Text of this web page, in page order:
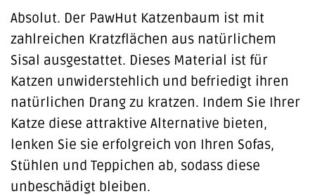
Absolut. Der PawHut Katzenbaum ist mit
zahlreichen Kratzflächen aus natürlichem
Sisal ausgestattet. Dieses Material ist für
Katzen unwiderstehlich und befriedigt ihren
natürlichen Drang zu kratzen. Indem Sie Ihrer
Katze diese attraktive Alternative bieten,
lenken Sie sie erfolgreich von Ihren Sofas,
Stühlen und Teppichen ab, sodass diese
unbeschädigt bleiben.